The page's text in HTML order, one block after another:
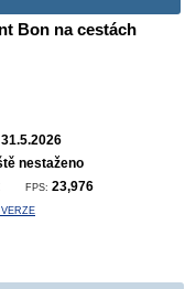
Bon na cestách
31.5.2026
nestaženo
FPS: 23,976